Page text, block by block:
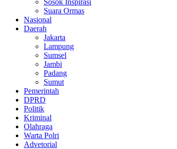
Sosok Inspirasi
Suara Ormas
Nasional
Daerah
Jakarta
Lampung
Sumsel
Jambi
Padang
Sumut
Pemerintah
DPRD
Politik
Kriminal
Olahraga
Warta Polri
Advetorial